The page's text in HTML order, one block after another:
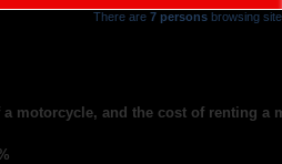
There are 7 persons browsing site
a motorcycle, and the cost of renting a